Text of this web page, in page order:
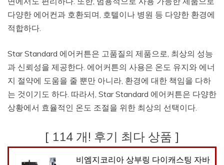
다양한 에어컨과 호환되며, 호텔이나 병원 등 다양한 환경에
적합하다.
Star Standard 에어커튼은 고품질의 제품으로, 최상의 성능
과 신뢰성을 제공한다. 에어커튼의 사용은 온도 유지와 에너
지 절약에 도움을 줄 뿐만 아니라, 환경에 대한 책임을 다하
는 것이기도 하다. 따라서, Star Standard 에어커튼은 다양한
상황에서 효율적인 온도 조절을 위한 최상의 선택이다.
[ 114 개! 후기 최다 상품 ]
비엠지코리아 상부링 다이캐스팅 자바